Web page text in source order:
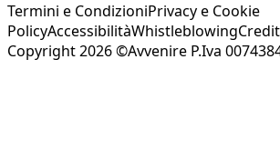
Termini e CondizioniPrivacy e Cookie
PolicyAccessibilitàWhistleblowing
Copyright 2026 ©Avvenire P.Iva